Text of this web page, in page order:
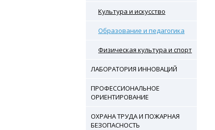
Культура и искусство
Образование и педагогика
Физическая культура и спорт
ЛАБОРАТОРИЯ ИННОВАЦИЙ
ПРОФЕССИОНАЛЬНОЕ
ОРИЕНТИРОВАНИЕ
ОХРАНА ТРУДА И ПОЖАРНАЯ
БЕЗОПАСНОСТЬ